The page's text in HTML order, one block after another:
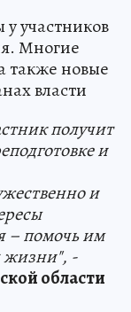
участников
Многие
также новые
власти
получит
и
и
– помочь им
жизни", -
области